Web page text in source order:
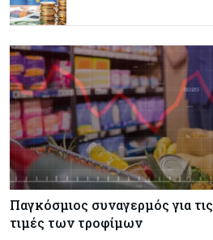
Παγκόσμιος συναγερμός για τις
τιμές των τροφίμων